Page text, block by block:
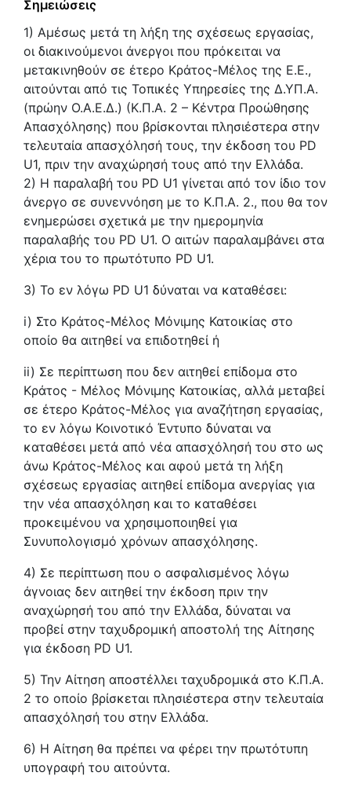
Σημειώσεις
1) Αμέσως μετά τη λήξη της σχέσεως εργασίας,
οι διακινούμενοι άνεργοι που πρόκειται να
μετακινηθούν σε έτερο Κράτος-Μέλος της Ε.Ε.,
αιτούνται από τις Τοπικές Υπηρεσίες της Δ.ΥΠ.Α.
(πρώην Ο.Α.Ε.Δ.) (Κ.Π.Α. 2 – Κέντρα Προώθησης
Απασχόλησης) που βρίσκονται πλησιέστερα στην
τελευταία απασχόλησή τους, την έκδοση του PD
U1, πριν την αναχώρησή τους από την Ελλάδα.
2) Η παραλαβή του PD U1 γίνεται από τον ίδιο τον
άνεργο σε συνεννόηση με το Κ.Π.Α. 2., που θα τον
ενημερώσει σχετικά με την ημερομηνία
παραλαβής του PD U1. Ο αιτών παραλαμβάνει στα
χέρια του το πρωτότυπο PD U1.
3) Το εν λόγω PD U1 δύναται να καταθέσει:
i) Στο Κράτος-Μέλος Μόνιμης Κατοικίας στο
οποίο θα αιτηθεί να επιδοτηθεί ή
ii) Σε περίπτωση που δεν αιτηθεί επίδομα στο
Κράτος - Μέλος Μόνιμης Κατοικίας, αλλά μεταβεί
σε έτερο Κράτος-Μέλος για αναζήτηση εργασίας,
το εν λόγω Κοινοτικό Έντυπο δύναται να
καταθέσει μετά από νέα απασχόλησή του στο ως
άνω Κράτος-Μέλος και αφού μετά τη λήξη
σχέσεως εργασίας αιτηθεί επίδομα ανεργίας για
την νέα απασχόληση και το καταθέσει
προκειμένου να χρησιμοποιηθεί για
Συνυπολογισμό χρόνων απασχόλησης.
4) Σε περίπτωση που ο ασφαλισμένος λόγω
άγνοιας δεν αιτηθεί την έκδοση πριν την
αναχώρησή του από την Ελλάδα, δύναται να
προβεί στην ταχυδρομική αποστολή της Αίτησης
για έκδοση PD U1.
5) Την Αίτηση αποστέλλει ταχυδρομικά στο Κ.Π.Α.
2 το οποίο βρίσκεται πλησιέστερα στην τελευταία
απασχόλησή του στην Ελλάδα.
6) Η Αίτηση θα πρέπει να φέρει την πρωτότυπη
υπογραφή του αιτούντα.